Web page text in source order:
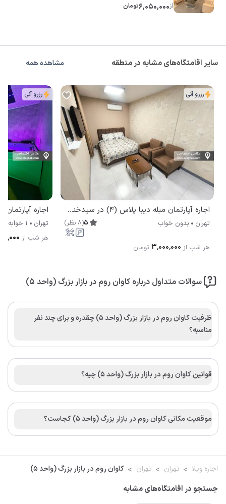
از6,050,000تومان
سایر اقامتگاه‌های مشابه در منطقه مشاهده همه
رزرو آنی
اجاره آپارتمان مبله دیبا پلاس (۴) در سیدخندان تهران
تهران بدون خواب 5
(
8 نظر)
هر شب از ۳٬۰۰۰٬۰۰۰ تومان
رزرو آنی
تهران
1 خوابه
هر شب از
سوالات متداول درباره کاوان روم در بازار بزرگ (واحد 5)
ظرفیت کاوان روم در بازار بزرگ (واحد 5) چقدره و برای چند نفر
مناسبه؟
قوانین کاوان روم در بازار بزرگ (واحد 5) چیه؟
موقعیت مکانی کاوان روم در بازار بزرگ (واحد 5) کجاست؟
اجاره ویلا تهران تهران کاوان روم در بازار بزرگ (واحد 5)
جستجو در اقامتگاه‌های مشابه